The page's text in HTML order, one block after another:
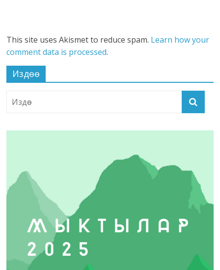
This site uses Akismet to reduce spam. Learn how your
comment data is processed.
Издөө